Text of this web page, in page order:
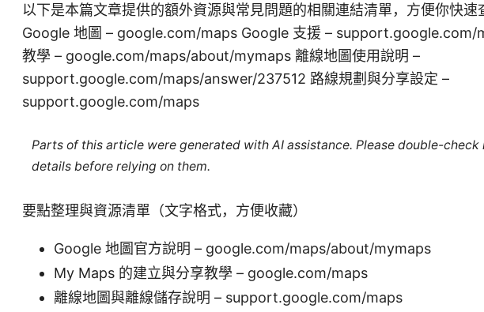
以下是本篇文章提供的額外資源與常見問題的相關連結清單，方便你快速
Google 地圖 – google.com/maps Google 支援 – support.google.com/
教學 – google.com/maps/about/mymaps 離線地圖使用說明 –
support.google.com/maps/answer/237512 路線規劃與分享設定 –
support.google.com/maps
Parts of this article were generated with AI assistance. Please double-
details before relying on them.
要點整理與資源清單（文字格式，方便收藏）
Google 地圖官方說明 – google.com/maps/about/mymaps
My Maps 的建立與分享教學 – google.com/maps
離線地圖與離線儲存說明 – support.google.com/maps